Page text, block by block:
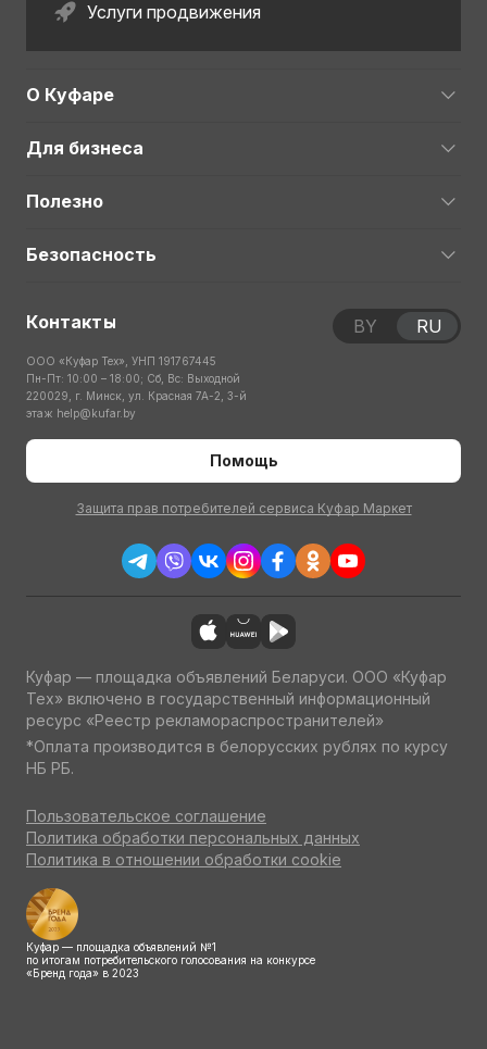
Услуги продвижения
О Куфаре
Для бизнеса
Полезно
Безопасность
Контакты
ООО «Куфар Тех», УНП 191767445
Пн-Пт: 10:00 – 18:00; Сб, Вс: Выходной
220029, г. Минск, ул. Красная 7А-2, 3-й
этаж help@kufar.by
Помощь
Защита прав потребителей сервиса Куфар Маркет
BY RU
Куфар — площадка объявлений Беларуси. ООО «Куфар
Тех» включено в государственный информационный
ресурс «Реестр рекламораспространителей»
*Оплата производится в белорусских рублях по курсу
НБ РБ.
Пользовательское соглашение
Политика обработки персональных данных
Политика в отношении обработки cookie
Куфар — площадка объявлений №1
по итогам потребительского голосования на конкурсе
«Бренд года» в 2023